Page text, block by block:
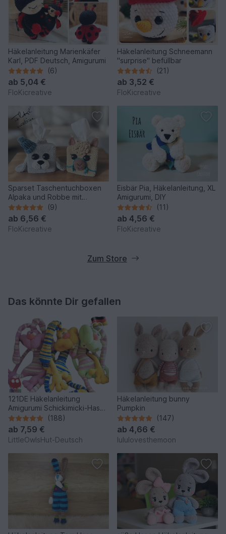
Häkelanleitung Marienkäfer
Karl, PDF Deutsch, Amigurumi
(6)
ab 5,04 €
FloKicreative
Häkelanleitung Schneemann
"surprise" befüllbar
(21)
ab 3,52 €
FloKicreative
Sparset Taschentuchboxen
Alpaka und Robbe mit
Tasche, Häkelanleitungen
(9)
ab 6,56 €
FloKicreative
Eisbär Pia, Häkelanleitung, XL
Amigurumi, DIY
(11)
ab 4,56 €
FloKicreative
Zum Store
Das könnte Dir gefallen
121DE Häkelanleitung
Amigurumi Schickimicki-Hase
- PDF Pertseva CP
(188)
ab 7,59 €
LittleOwlsHut-Deutsch
Häkelanleitung bunny
Pumpkin
(147)
ab 4,66 €
lululovesthemoon